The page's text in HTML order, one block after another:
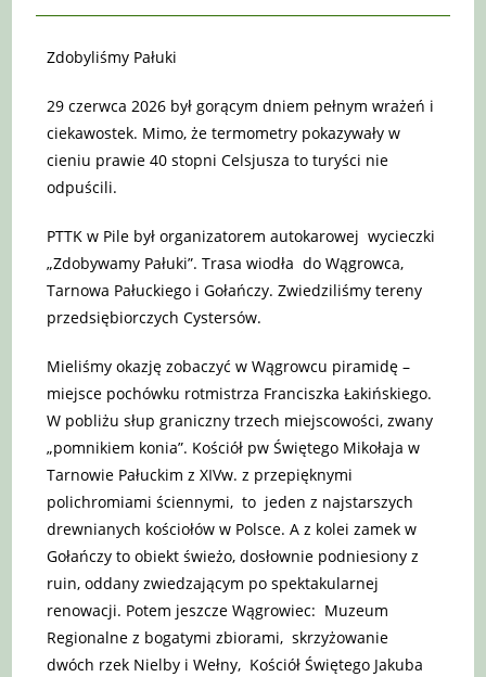
Zdobyliśmy Pałuki
29 czerwca 2026 był gorącym dniem pełnym wrażeń i
ciekawostek. Mimo, że termometry pokazywały w
cieniu prawie 40 stopni Celsjusza to turyści nie
odpuścili.
PTTK w Pile był organizatorem autokarowej wycieczki
„Zdobywamy Pałuki”. Trasa wiodła do Wągrowca,
Tarnowa Pałuckiego i Gołańczy. Zwiedziliśmy tereny
przedsiębiorczych Cystersów.
Mieliśmy okazję zobaczyć w Wągrowcu piramidę –
miejsce pochówku rotmistrza Franciszka Łakińskiego.
W pobliżu słup graniczny trzech miejscowości, zwany
„pomnikiem konia”. Kościół pw Świętego Mikołaja w
Tarnowie Pałuckim z XIVw. z przepięknymi
polichromiami ściennymi, to jeden z najstarszych
drewnianych kościołów w Polsce. A z kolei zamek w
Gołańczy to obiekt świeżo, dosłownie podniesiony z
ruin, oddany zwiedzającym po spektakularnej
renowacji. Potem jeszcze Wągrowiec: Muzeum
Regionalne z bogatymi zbiorami, skrzyżowanie
dwóch rzek Nielby i Wełny, Kościół Świętego Jakuba